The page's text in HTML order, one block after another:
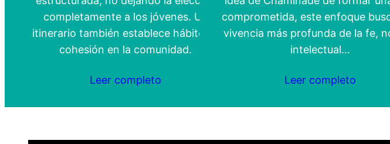
completamente a los jóvenes. Un
itinerario también establece hábitos y
cohesión en la comunidad.
Leer completo
comprometida, este enfoque
vivencia más profunda de la fe,
intelectual…
Leer completo